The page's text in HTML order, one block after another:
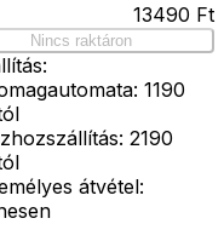
13490 Ft
Nincs raktáron
1190
2190
átvétel: